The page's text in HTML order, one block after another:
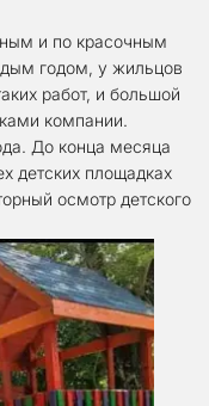
и по красочным
годом, у жильцов
работ, и большой
компании.
До конца месяца
детских площадках
осмотр детского